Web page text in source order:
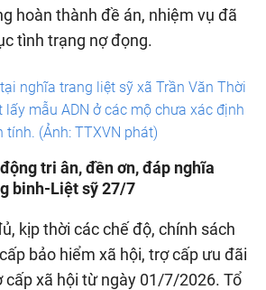
hoàn thành đề án, nhiệm vụ đã
tình trạng nợ đọng.
nghĩa trang liệt sỹ xã Trần Văn Thời
mẫu ADN ở các mộ chưa xác định
tính. (Ảnh: TTXVN phát)
tri ân, đền ơn, đáp nghĩa
binh-Liệt sỹ 27/7
kịp thời các chế độ, chính sách
bảo hiểm xã hội, trợ cấp ưu đãi
cấp xã hội từ ngày 01/7/2026. Tổ